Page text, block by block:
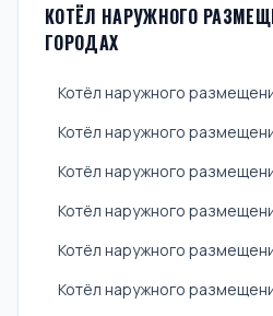
КОТЁЛ НАРУЖНОГО
ГОРОДАХ
Котёл наружного
Котёл наружного
Котёл наружного
Котёл наружного
Котёл наружного
Котёл наружного